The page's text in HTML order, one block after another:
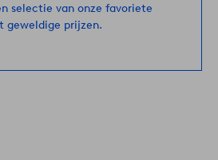
selectie van onze favoriete
geweldige prijzen.